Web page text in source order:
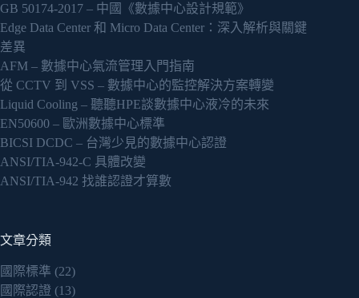
GB 50174-2017 – 中國《數據中心設計規範》
Edge Data Center 和 Micro Data Center：深入解析與關鍵
差異
AFM – 數據中心氣流管理入門指南
從 CCTV 到 VSS – 數據中心的監控解決方案轉變
Liquid Cooling – 聽聽HPE談數據中心液冷的未來
EN50600 – 歐洲數據中心標準
BICSI DCDC – 台灣少見的數據中心認證
ANSI/TIA-942-C 具體改變
ANSI/TIA-942 找誰認證才算數
文章分類
國際標準 (22)
國際認證 (13)